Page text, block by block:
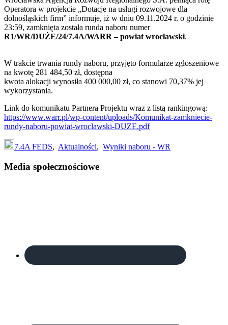
Operatora w projekcie „Dotacje na usługi rozwojowe dla
dolnośląskich firm” informuje, iż w dniu 09.11.2024 r. o godzinie
23:59, zamknięta została runda naboru numer
R1/WR/DUŻE/24/7.4A/WARR – powiat wrocławski.
W trakcie trwania rundy naboru, przyjęto formularze zgłoszeniowe
na kwotę 281 484,50 zł, dostępna
kwota alokacji wynosiła 400 000,00 zł, co stanowi 70,37% jej
wykorzystania.
Link do komunikatu Partnera Projektu wraz z listą rankingową:
https://www.warr.pl/wp-content/uploads/Komunikat-zamkniecie-
rundy-naboru-powiat-wroclawski-DUZE.pdf
7.4A FEDS, Aktualności, Wyniki naboru - WR
Footer
Media społecznościowe